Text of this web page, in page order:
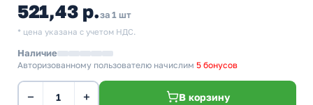
521,43 р.за 1 шт
* цена указана с учетом НДС.
Наличие
Авторизованному пользователю начислим 5 бонусов
− + В корзину